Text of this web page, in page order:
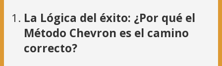
La Lógica del éxito: ¿Por qué el
Método Chevron es el camino
correcto?